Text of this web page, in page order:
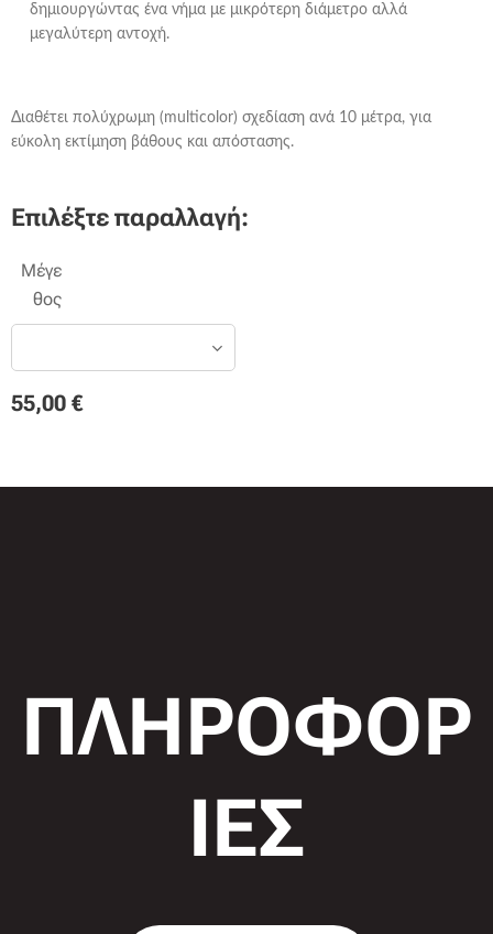
δημιουργώντας ένα νήμα με μικρότερη διάμετρο αλλά
μεγαλύτερη αντοχή.
Διαθέτει πολύχρωμη (multicolor) σχεδίαση ανά 10 μέτρα, για
εύκολη εκτίμηση βάθους και απόστασης.
Επιλέξτε παραλλαγή:
Μέγε
θος
55,00 €
ΠΛΗΡΟΦΟΡ
ΙΕΣ